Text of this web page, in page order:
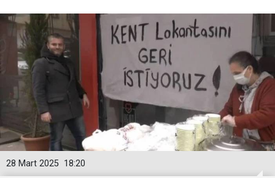
18:20
28 Mart 2025